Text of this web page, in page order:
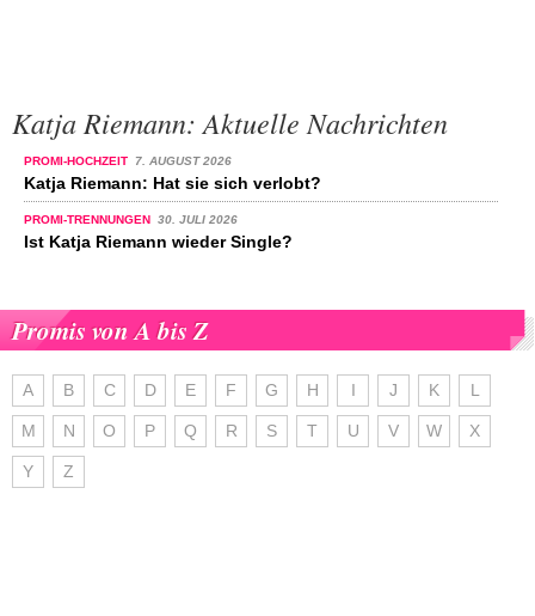
Katja Riemann: Aktuelle Nachrichten
PROMI-HOCHZEIT 7. AUGUST 2026
Katja Riemann: Hat sie sich verlobt?
PROMI-TRENNUNGEN 30. JULI 2026
Ist Katja Riemann wieder Single?
Promis von A bis Z
A B C D E F G H I J K L
M N O P Q R S T U V W X
Y Z